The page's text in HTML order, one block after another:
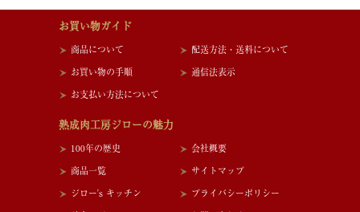
お買い物ガイド
商品について
お買い物の手順
お支払い方法について
配送方法・送料について
通信法表示
熟成肉工房ジローの魅力
100年の歴史
商品一覧
ジロー's キッチン
会社概要
サイトマップ
プライバシーポリシー